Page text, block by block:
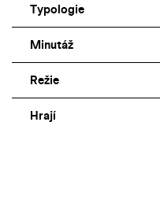
Typologie
Minutáž
Režie
Hrají